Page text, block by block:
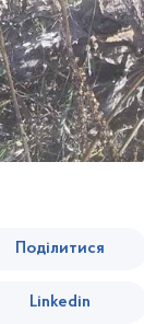
Поділитися
Linkedin